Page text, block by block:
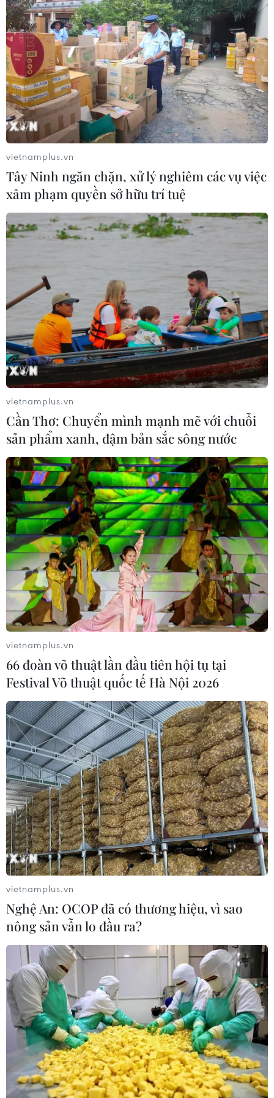
TIN CÙNG CHUYÊN MỤC
An Giang: Các bãi rác quá tải trong
khi dự án xử lý tập trung chậm tiến
vietnamplus.vn
Tây Ninh ngăn chặn, xử lý nghiêm các vụ việc
xâm phạm quyền sở hữu trí tuệ
vietnamplus.vn
Cần Thơ: Chuyển mình mạnh mẽ với chuỗi
sản phẩm xanh, đậm bản sắc sông nước
vietnamplus.vn
66 đoàn võ thuật lần đầu tiên hội tụ tại
Festival Võ thuật quốc tế Hà Nội 2026
vietnamplus.vn
Nghệ An: OCOP đã có thương hiệu, vì sao
nông sản vẫn lo đầu ra?